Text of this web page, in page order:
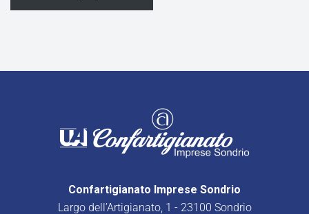
Confartigianato Imprese Sondrio
Largo dell’Artigianato, 1 - 23100 Sondrio